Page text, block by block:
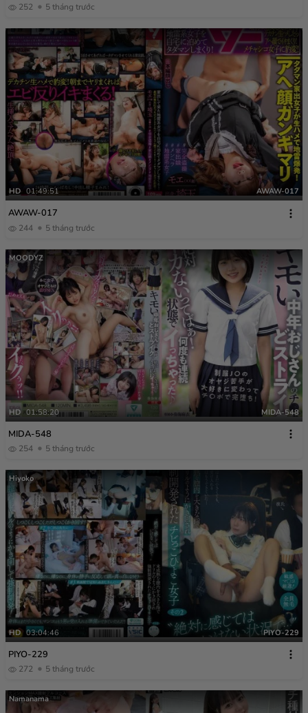
252 5 tháng trước
HD 01:49:51 AWAW-017
AWAW-017
244 5 tháng trước
MOODYZ
HD 01:58:20 MIDA-548
MIDA-548
254 5 tháng trước
Hiyoko
HD 03:04:46 PIYO-229
PIYO-229
272 5 tháng trước
Namanama